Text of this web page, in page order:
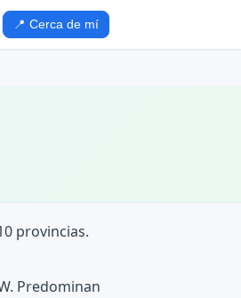
📍 Cerca de mí
provincias.
Predominan